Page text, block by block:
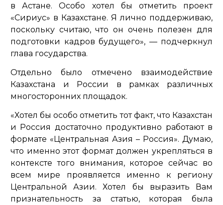
в Астане. Особо хотел бы отметить проект
«Сириус» в Казахстане. Я лично поддерживаю,
поскольку считаю, что он очень полезен для
подготовки кадров будущего», — подчеркнул
глава государства.
Отдельно было отмечено взаимодействие
Казахстана и России в рамках различных
многосторонних площадок.
«Хотел бы особо отметить тот факт, что Казахстан
и Россия достаточно продуктивно работают в
формате «Центральная Азия – Россия». Думаю,
что именно этот формат должен укрепляться в
контексте того внимания, которое сейчас во
всем мире проявляется именно к региону
Центральной Азии. Хотел бы выразить Вам
признательность за статью, которая была